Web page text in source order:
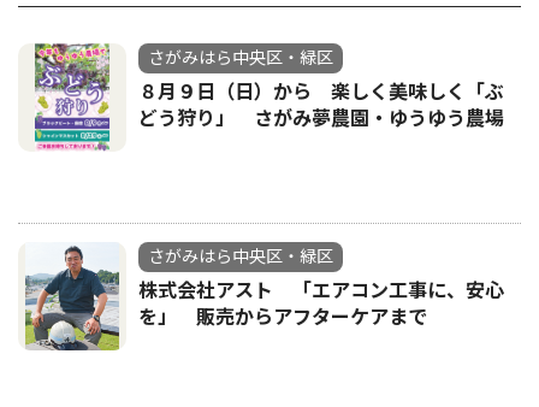
さがみはら中央区・緑区
８月９日（日）から 楽しく美味しく「ぶ
どう狩り」 さがみ夢農園・ゆうゆう農場
さがみはら中央区・緑区
株式会社アスト 「エアコン工事に、安心
を」 販売からアフターケアまで